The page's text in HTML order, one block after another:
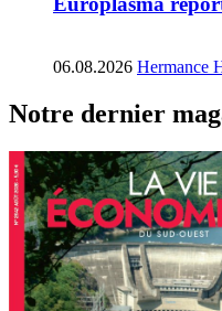
06.08.2026 Hermance
Notre dernier